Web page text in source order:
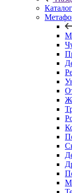
Каталог